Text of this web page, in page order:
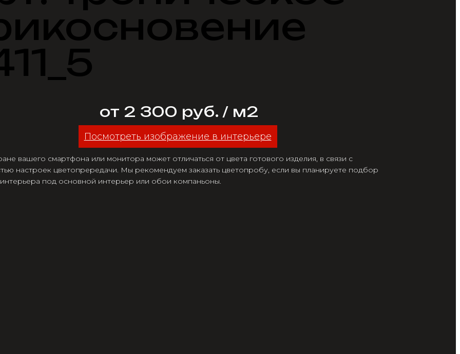
от 2 300 руб. / м2
Посмотреть изображение в интерьере
вашего смартфона или монитора может отличаться от цвета готового изделия, в связи с
настроек цветопрередачи. Мы рекомендуем заказать цветопробу, если вы планируете подбор
под основной интерьер или обои компаньоны.